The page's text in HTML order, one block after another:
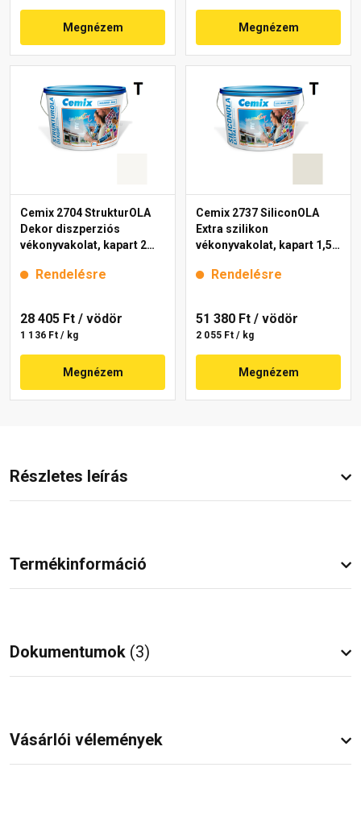
Megnézem Megnézem
Cemix 2704 StrukturOLA
Dekor diszperziós
vékonyvakolat, kapart 2
Rendelésre
28 405 Ft / vödör
1 136 Ft / kg
Megnézem
Cemix 2737 SiliconOLA
Extra szilikon
vékonyvakolat, kapart 1,5
Rendelésre
51 380 Ft / vödör
2 055 Ft / kg
Megnézem
Részletes leírás
Termékinformáció
Dokumentumok (3)
Vásárlói vélemények